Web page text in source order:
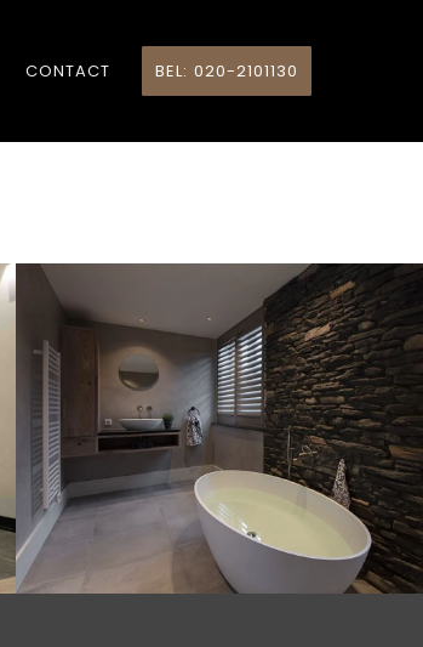
CONTACT BEL: 020-2101130